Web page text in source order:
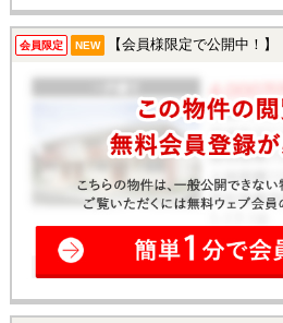
会員限定 NEW 【会員様限定で公開中！】